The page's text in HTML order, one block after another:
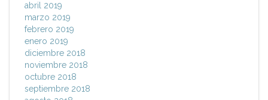
abril 2019
marzo 2019
febrero 2019
enero 2019
diciembre 2018
noviembre 2018
octubre 2018
septiembre 2018